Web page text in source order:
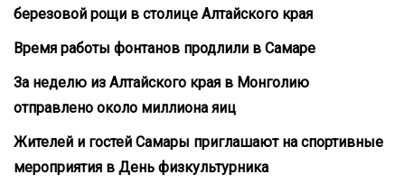
березовой рощи в столице Алтайского края
Время работы фонтанов продлили в Самаре
За неделю из Алтайского края в Монголию
отправлено около миллиона яиц
Жителей и гостей Самары приглашают на спортивные
мероприятия в День физкультурника